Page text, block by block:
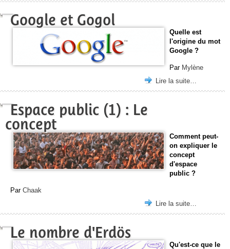
Google et Gogol
Quelle est
l'origine du mot
Google ?
Par Mylène
Lire la suite…
Espace public (1) : Le
concept
Comment peut-
on expliquer le
concept
d'espace
public ?
Par Chaak
Lire la suite…
Le nombre d'Erdös
Qu'est-ce que le